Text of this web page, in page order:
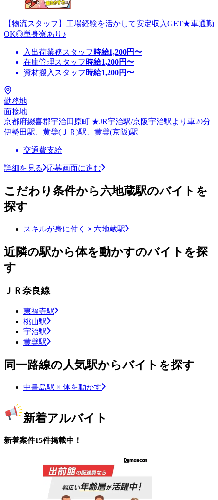
【物流スタッフ】工場経験を活かして安定収入GET★車通勤
OK◎単身寮あり♪
入出荷業務スタッフ 時給1,200円〜
在庫管理スタッフ 時給1,200円〜
資材搬入スタッフ 時給1,200円〜
勤務地
面接地
京都府綴喜郡宇治田原町 ★JR宇治駅/京阪宇治駅より車20分
伊勢田駅、黄檗(ＪＲ)駅、黄檗(京阪)駅
交通費支給
詳細を見る 応募画面に進む
こだわり条件から六地蔵駅のバイトを
探す
スキルが身に付く × 六地蔵駅
近隣の駅から体を動かすのバイトを探
す
ＪＲ奈良線
東福寺駅
桃山駅
宇治駅
黄檗駅
同一路線の人気駅からバイトを探す
中書島駅 × 体を動かす
新着アルバイト
新着案件15件掲載中！